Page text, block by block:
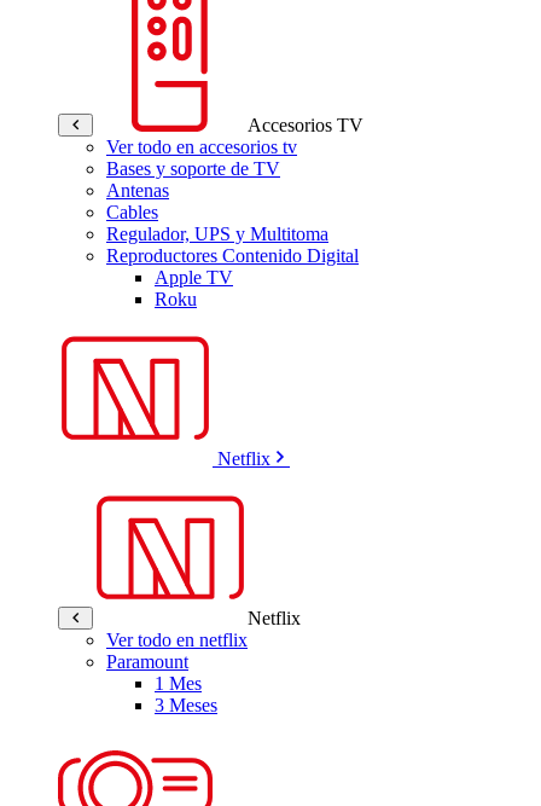
Accesorios TV
Ver todo en accesorios tv
Bases y soporte de TV
Antenas
Cables
Regulador, UPS y Multitoma
Reproductores Contenido Digital
Apple TV
Roku
Netflix
Netflix
Ver todo en netflix
Paramount
1 Mes
3 Meses